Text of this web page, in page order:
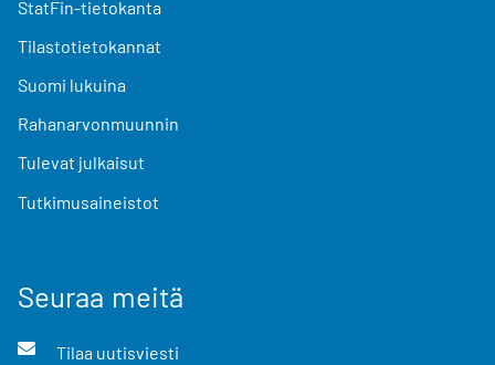
StatFin-tietokanta
Tilastotietokannat
Suomi lukuina
Rahanarvonmuunnin
Tulevat julkaisut
Tutkimusaineistot
Seuraa meitä
Tilaa uutisviesti